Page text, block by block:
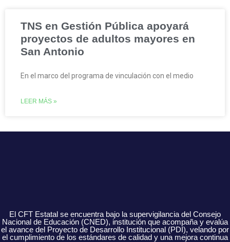
TNS en Gestión Pública apoyará
proyectos de adultos mayores en
San Antonio
En el marco del programa de vinculación con el medio
LEER MÁS »
El CFT Estatal se encuentra bajo la supervigilancia del Consejo
Nacional de Educación (CNED), institución que acompaña y evalúa
el avance del Proyecto de Desarrollo Institucional (PDI), velando por
el cumplimiento de los estándares de calidad y una mejora continua